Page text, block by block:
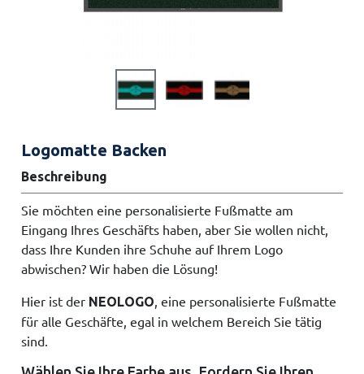
Logomatte Backen
Beschreibung
Sie möchten eine personalisierte Fußmatte am
Eingang Ihres Geschäfts haben, aber Sie wollen nicht,
dass Ihre Kunden ihre Schuhe auf Ihrem Logo
abwischen? Wir haben die Lösung!
Hier ist der NEOLOGO, eine personalisierte Fußmatte
für alle Geschäfte, egal in welchem Bereich Sie tätig
sind.